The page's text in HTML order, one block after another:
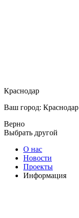
Краснодар
Ваш город: Краснодар
Верно
Выбрать другой
О нас
Новости
Проекты
Информация